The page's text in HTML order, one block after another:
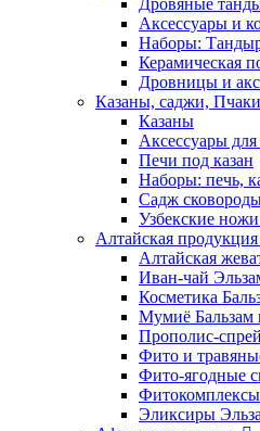
Дровяные
Аксессуары и
Наборы:
Керамическая
Дровницы и
Казаны, саджи, Пчаки
Казаны
Аксессуары для
Печи под казан
Наборы: печь,
Садж
Узбекские
Алтайская продукция
Алтайская
Иван-чай
Косметика
Мумиё Бальзам
Прополис-
Фито и
Фито-ягодные
Эликсиры